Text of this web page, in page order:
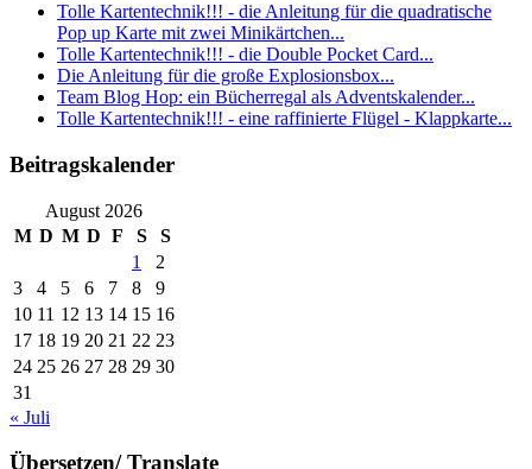
Tolle Kartentechnik!!! - die Anleitung für die quadratische
Pop up Karte mit zwei Minikärtchen...
Tolle Kartentechnik!!! - die Double Pocket Card...
Die Anleitung für die große Explosionsbox...
Team Blog Hop: ein Bücherregal als Adventskalender...
Tolle Kartentechnik!!! - eine raffinierte Flügel - Klappkarte...
Beitragskalender
August 2026
M D M D F S
S
1
2
3
4 5 6 7 8
9
10 11 12 13 14 15 16
17 18 19 20 21 22 23
24 25 26 27 28 29 30
31
« Juli
Übersetzen/ Translate